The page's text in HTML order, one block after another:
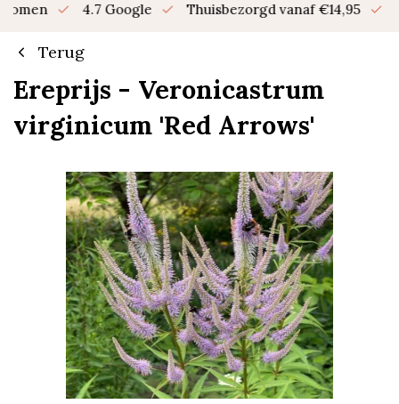
4.7 Google Thuisbezorgd vanaf €14,95
Terug
Ereprijs - Veronicastrum
virginicum 'Red Arrows'